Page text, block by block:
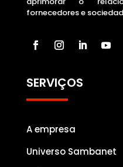
fornecedores e
SERVIÇOS
A empresa
Universo Sambanet